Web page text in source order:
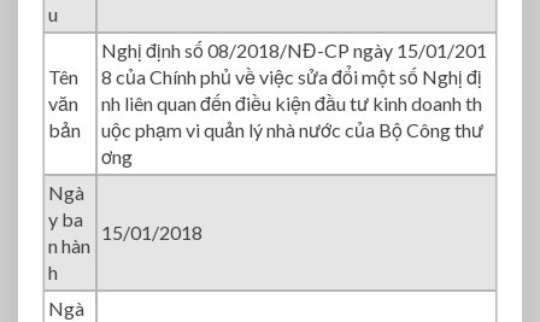
1
8
/
N
-
u
Tên
văn
bản
Nghị định số 08/2018/NĐ-CP ngày 15/01/201
8 của Chính phủ về việc sửa đổi một số Nghị đị
nh liên quan đến điều kiện đầu tư kinh doanh th
uộc phạm vi quản lý nhà nước của Bộ Công thư
ơng
Ngà
y ba
n hàn
h
15/01/2018
Ngà